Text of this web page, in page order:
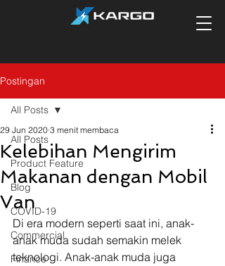
Postingan
All Posts
Product Feature
Blog
COVID-19
Commercial
Finance
All Posts
Kelebihan Mengirim
Makanan dengan Mobil
Van
29 Jun 2020 3 menit membaca
Di era modern seperti saat ini, anak-
anak muda sudah semakin melek
teknologi. Anak-anak muda juga